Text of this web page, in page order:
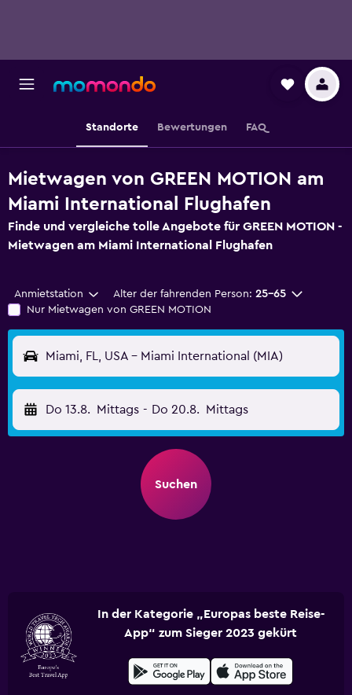
Standorte Bewertungen FAQ
Mietwagen von GREEN MOTION am
Miami International Flughafen
Finde und vergleiche tolle Angebote für GREEN MOTION -
Mietwagen am Miami International Flughafen
Anmietstation Alter der fahrenden Person: 25-65
Nur Mietwagen von GREEN MOTION
Miami, FL, USA - Miami International (MIA)
Do 13.8. Mittags - Do 20.8. Mittags
Suchen
In der Kategorie „Europas beste Reise-
App“ zum Sieger 2023 gekürt